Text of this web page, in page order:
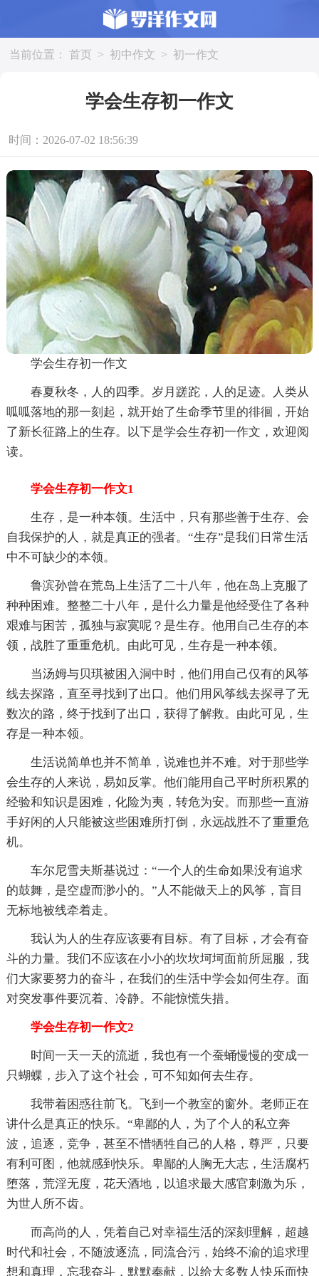
当前位置： 首页 > 初中作文 > 初一作文
学会生存初一作文
时间：2026-07-02 18:56:39
学会生存初一作文
春夏秋冬，人的四季。岁月蹉跎，人的足迹。人类从
呱呱落地的那一刻起，就开始了生命季节里的徘徊，开始
了新长征路上的生存。以下是学会生存初一作文，欢迎阅
读。
学会生存初一作文1
生存，是一种本领。生活中，只有那些善于生存、会
自我保护的人，就是真正的强者。“生存”是我们日常生活
中不可缺少的本领。
鲁滨孙曾在荒岛上生活了二十八年，他在岛上克服了
种种困难。整整二十八年，是什么力量是他经受住了各种
艰难与困苦，孤独与寂寞呢？是生存。他用自己生存的本
领，战胜了重重危机。由此可见，生存是一种本领。
当汤姆与贝琪被困入洞中时，他们用自己仅有的风筝
线去探路，直至寻找到了出口。他们用风筝线去探寻了无
数次的路，终于找到了出口，获得了解救。由此可见，生
存是一种本领。
生活说简单也并不简单，说难也并不难。对于那些学
会生存的人来说，易如反掌。他们能用自己平时所积累的
经验和知识是困难，化险为夷，转危为安。而那些一直游
手好闲的人只能被这些困难所打倒，永远战胜不了重重危
机。
车尔尼雪夫斯基说过：“一个人的生命如果没有追求
的鼓舞，是空虚而渺小的。”人不能做天上的风筝，盲目
无标地被线牵着走。
我认为人的生存应该要有目标。有了目标，才会有奋
斗的力量。我们不应该在小小的坎坎坷坷面前所屈服，我
们大家要努力的奋斗，在我们的生活中学会如何生存。面
对突发事件要沉着、冷静。不能惊慌失措。
学会生存初一作文2
时间一天一天的流逝，我也有一个蚕蛹慢慢的变成一
只蝴蝶，步入了这个社会，可不知如何去生存。
我带着困惑往前飞。飞到一个教室的窗外。老师正在
讲什么是真正的快乐。“卑鄙的人，为了个人的私立奔
波，追逐，竞争，甚至不惜牺牲自己的人格，尊严，只要
有利可图，他就感到快乐。卑鄙的人胸无大志，生活腐朽
堕落，荒淫无度，花天酒地，以追求最大感官刺激为乐，
为世人所不齿。
而高尚的人，凭着自己对幸福生活的深刻理解，超越
时代和社会，不随波逐流，同流合污，始终不渝的追求理
想和真理，忘我奋斗，默默奉献，以给大多数人快乐而快